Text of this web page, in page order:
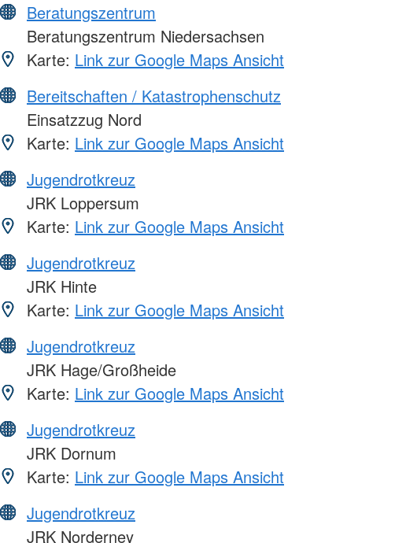
Beratungszentrum
Beratungszentrum Niedersachsen
Karte: Link zur Google Maps Ansicht
Bereitschaften / Katastrophenschutz
Einsatzzug Nord
Karte: Link zur Google Maps Ansicht
Jugendrotkreuz
JRK Loppersum
Karte: Link zur Google Maps Ansicht
Jugendrotkreuz
JRK Hinte
Karte: Link zur Google Maps Ansicht
Jugendrotkreuz
JRK Hage/Großheide
Karte: Link zur Google Maps Ansicht
Jugendrotkreuz
JRK Dornum
Karte: Link zur Google Maps Ansicht
Jugendrotkreuz
JRK Norderney